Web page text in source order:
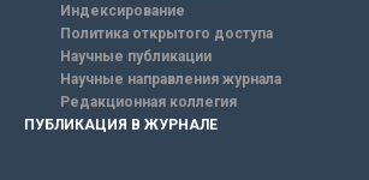
Индексирование
Политика открытого доступа
Научные публикации
Научные направления журнала
Редакционная коллегия
ПУБЛИКАЦИЯ В ЖУРНАЛЕ